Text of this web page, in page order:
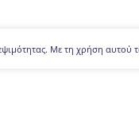
Με τη χρήση